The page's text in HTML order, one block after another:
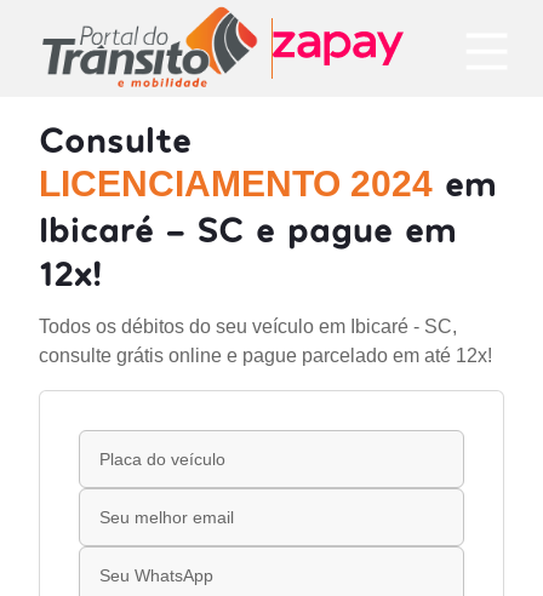
Consulte
LICENCIAMENTO 2024 em
Ibicaré - SC e pague em
12x!
Todos os débitos do seu veículo em Ibicaré - SC,
consulte grátis online e pague parcelado em até 12x!